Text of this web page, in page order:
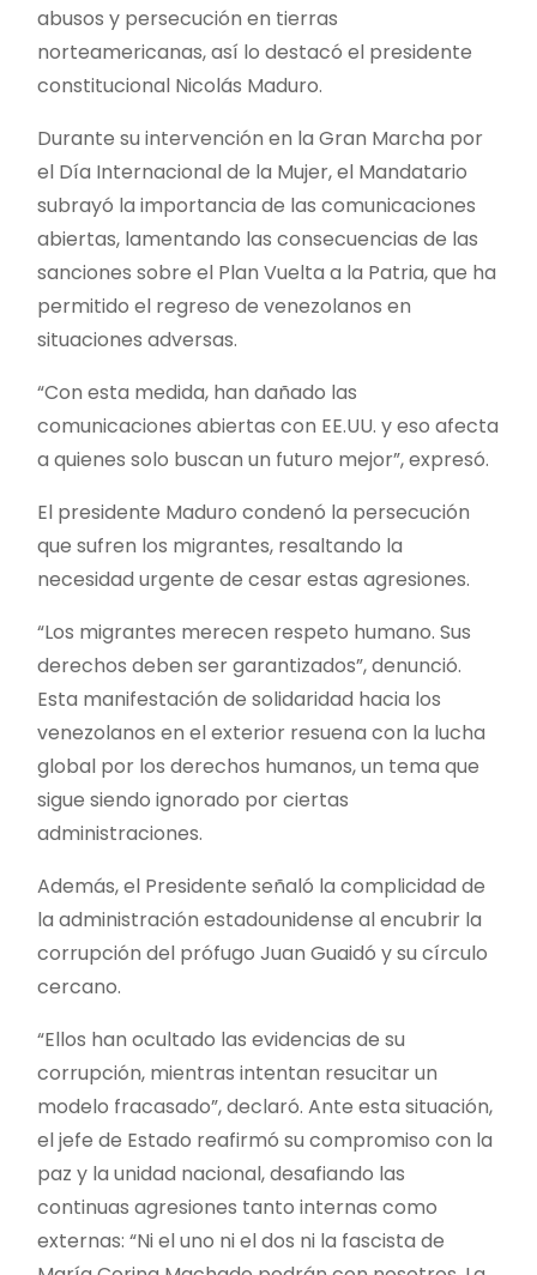
abusos y persecución en tierras
norteamericanas, así lo destacó el presidente
constitucional Nicolás Maduro.
Durante su intervención en la Gran Marcha por
el Día Internacional de la Mujer, el Mandatario
subrayó la importancia de las comunicaciones
abiertas, lamentando las consecuencias de las
sanciones sobre el Plan Vuelta a la Patria, que ha
permitido el regreso de venezolanos en
situaciones adversas.
“Con esta medida, han dañado las
comunicaciones abiertas con EE.UU. y eso afecta
a quienes solo buscan un futuro mejor”, expresó.
El presidente Maduro condenó la persecución
que sufren los migrantes, resaltando la
necesidad urgente de cesar estas agresiones.
“Los migrantes merecen respeto humano. Sus
derechos deben ser garantizados”, denunció.
Esta manifestación de solidaridad hacia los
venezolanos en el exterior resuena con la lucha
global por los derechos humanos, un tema que
sigue siendo ignorado por ciertas
administraciones.
Además, el Presidente señaló la complicidad de
la administración estadounidense al encubrir la
corrupción del prófugo Juan Guaidó y su círculo
cercano.
“Ellos han ocultado las evidencias de su
corrupción, mientras intentan resucitar un
modelo fracasado”, declaró. Ante esta situación,
el jefe de Estado reafirmó su compromiso con la
paz y la unidad nacional, desafiando las
continuas agresiones tanto internas como
externas: “Ni el uno ni el dos ni la fascista de